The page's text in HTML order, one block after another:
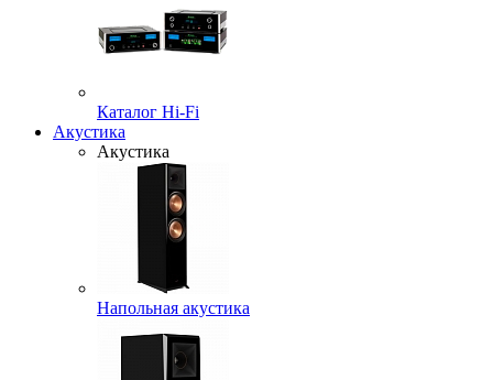
Каталог Hi-Fi
Акустика
Акустика
Напольная акустика